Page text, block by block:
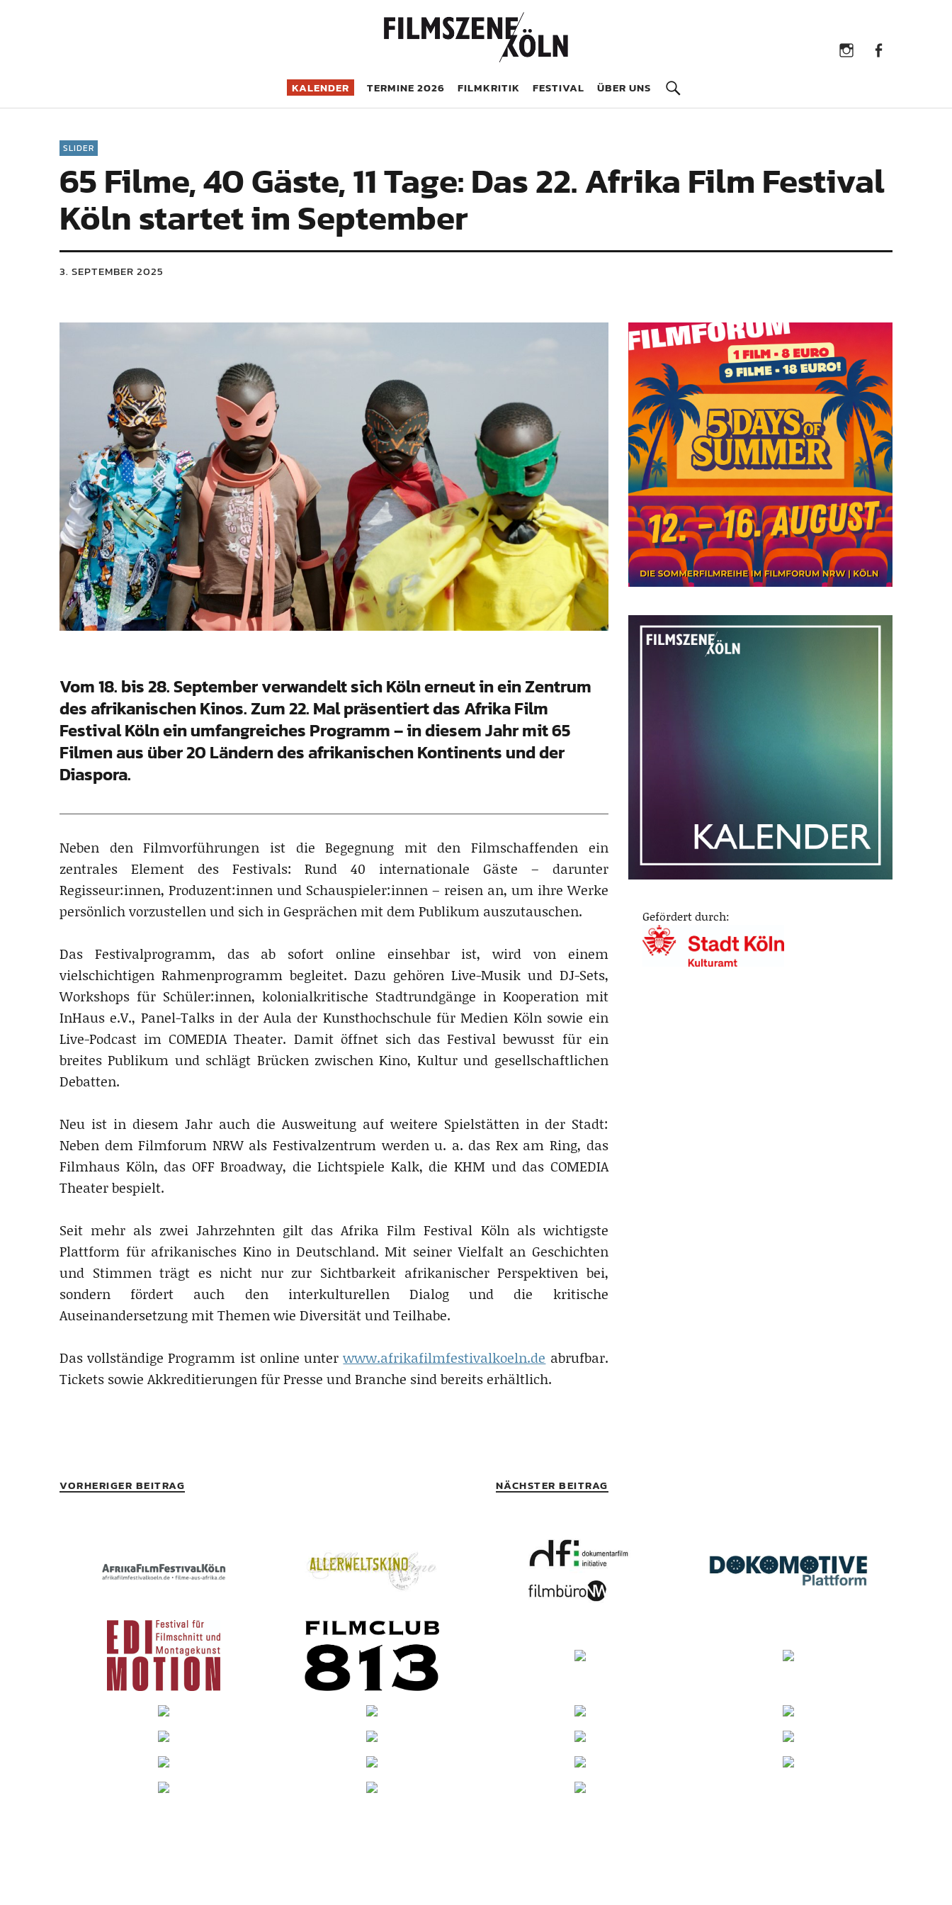
KALENDER TERMINE 2026 FILMKRITIK FESTIVAL ÜBER UNS
SLIDER
65 Filme, 40 Gäste, 11 Tage: Das 22. Afrika Film Festival
Köln startet im September
3. SEPTEMBER 2025
Vom 18. bis 28. September verwandelt sich Köln erneut in ein Zentrum
des afrikanischen Kinos. Zum 22. Mal präsentiert das Afrika Film
Festival Köln ein umfangreiches Programm – in diesem Jahr mit 65
Filmen aus über 20 Ländern des afrikanischen Kontinents und der
Diaspora.
Neben den Filmvorführungen ist die Begegnung mit den Filmschaffenden ein
zentrales Element des Festivals: Rund 40 internationale Gäste – darunter
Regisseur:innen, Produzent:innen und Schauspieler:innen – reisen an, um ihre Werke
persönlich vorzustellen und sich in Gesprächen mit dem Publikum auszutauschen.
Das Festivalprogramm, das ab sofort online einsehbar ist, wird von einem
vielschichtigen Rahmenprogramm begleitet. Dazu gehören Live-Musik und DJ-Sets,
Workshops für Schüler:innen, kolonialkritische Stadtrundgänge in Kooperation mit
InHaus e.V., Panel-Talks in der Aula der Kunsthochschule für Medien Köln sowie ein
Live-Podcast im COMEDIA Theater. Damit öffnet sich das Festival bewusst für ein
breites Publikum und schlägt Brücken zwischen Kino, Kultur und gesellschaftlichen
Debatten.
Neu ist in diesem Jahr auch die Ausweitung auf weitere Spielstätten in der Stadt:
Neben dem Filmforum NRW als Festivalzentrum werden u. a. das Rex am Ring, das
Filmhaus Köln, das OFF Broadway, die Lichtspiele Kalk, die KHM und das COMEDIA
Theater bespielt.
Seit mehr als zwei Jahrzehnten gilt das Afrika Film Festival Köln als wichtigste
Plattform für afrikanisches Kino in Deutschland. Mit seiner Vielfalt an Geschichten
und Stimmen trägt es nicht nur zur Sichtbarkeit afrikanischer Perspektiven bei,
sondern fördert auch den interkulturellen Dialog und die kritische
Auseinandersetzung mit Themen wie Diversität und Teilhabe.
Das vollständige Programm ist online unterwww.afrikafilmfestivalkoeln.de abrufbar.
Tickets sowie Akkreditierungen für Presse und Branche sind bereits erhältlich.
VORHERIGER BEITRAG NÄCHSTER BEITRAG
Gefördert durch: